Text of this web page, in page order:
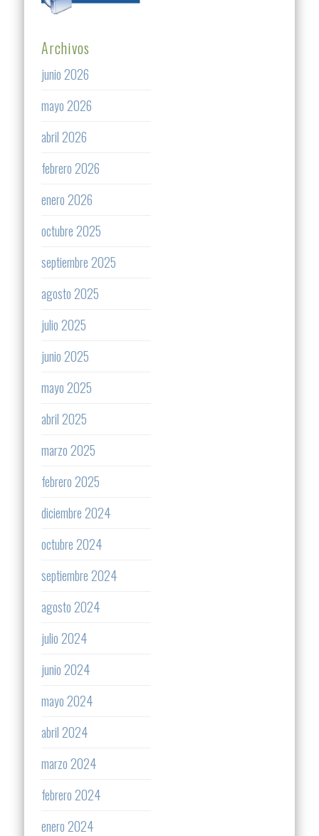
Archivos
junio 2026
mayo 2026
abril 2026
febrero 2026
enero 2026
octubre 2025
septiembre 2025
agosto 2025
julio 2025
junio 2025
mayo 2025
abril 2025
marzo 2025
febrero 2025
diciembre 2024
octubre 2024
septiembre 2024
agosto 2024
julio 2024
junio 2024
mayo 2024
abril 2024
marzo 2024
febrero 2024
enero 2024